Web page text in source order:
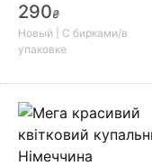
290₴
Новый | С бирками/в
упаковке